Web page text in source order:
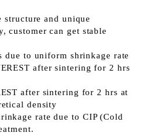
and unique
customer can get stable
due to uniform shrinkage rate
after sintering for 2 hrs
after sintering for 2 hrs at
density
rate due to CIP (Cold